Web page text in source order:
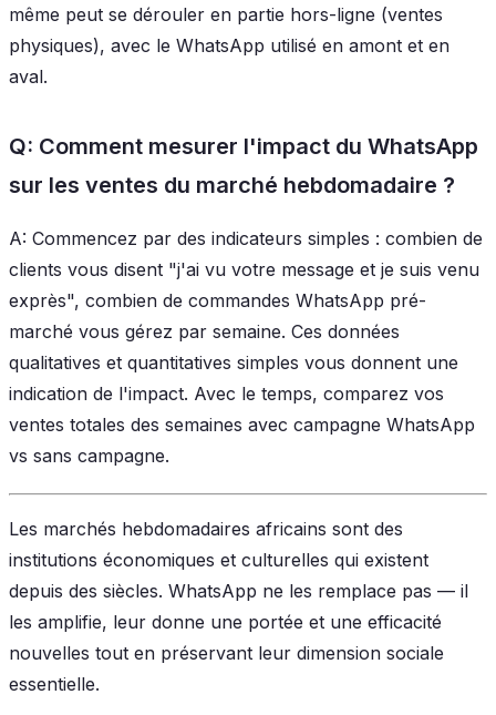
même peut se dérouler en partie hors-ligne (ventes
physiques), avec le WhatsApp utilisé en amont et en
aval.
Q: Comment mesurer l'impact du WhatsApp
sur les ventes du marché hebdomadaire ?
A: Commencez par des indicateurs simples : combien de
clients vous disent "j'ai vu votre message et je suis venu
exprès", combien de commandes WhatsApp pré-
marché vous gérez par semaine. Ces données
qualitatives et quantitatives simples vous donnent une
indication de l'impact. Avec le temps, comparez vos
ventes totales des semaines avec campagne WhatsApp
vs sans campagne.
Les marchés hebdomadaires africains sont des
institutions économiques et culturelles qui existent
depuis des siècles. WhatsApp ne les remplace pas — il
les amplifie, leur donne une portée et une efficacité
nouvelles tout en préservant leur dimension sociale
essentielle.